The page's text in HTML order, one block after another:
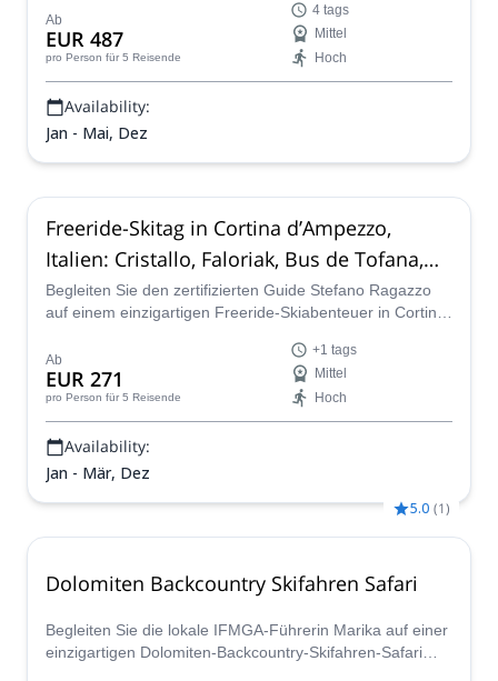
Jede von ihnen verspricht Ihnen die beste 4-tägige
Skitour der Alpen!
Ab
EUR 487
pro Person für 5 Reisende
4 tags
Mittel
Hoch
Availability:
Jan - Mai, Dez
Freeride-Skitag in Cortina d’Ampezzo,
Italien: Cristallo, Faloriak, Bus de Tofana,
Cinque Torri
Begleiten Sie den zertifizierten Guide Stefano Ragazzo
auf einem einzigartigen Freeride-Skiabenteuer in Cortina
und Bedürfnisse an und verbringen Sie einen
aufregenden Winter in den Dolomiten!
Ab
EUR 271
pro Person für 5 Reisende
+1 tags
Mittel
Hoch
Availability:
Jan - Mär, Dez
5.0 (1)
Dolomiten Backcountry Skifahren Safari
Begleiten Sie die lokale IFMGA-Führerin Marika auf einer
einzigartigen Dolomiten-Backcountry-Skifahren-Safari